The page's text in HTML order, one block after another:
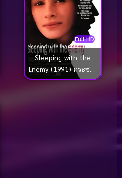
Full HD
Sleeping with the
Enemy (1991) กระชาก
รักด้วยเลือด